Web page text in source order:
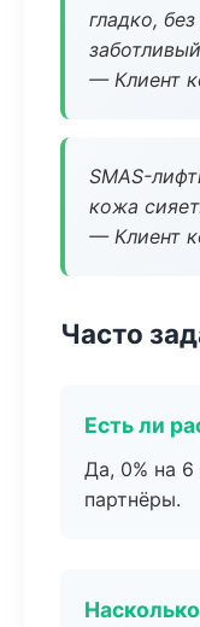
гладко,
— Клиент
SMAS-
кожа
— Клиент
Часто
Есть ли
Да, 0% на 6
партнёры.